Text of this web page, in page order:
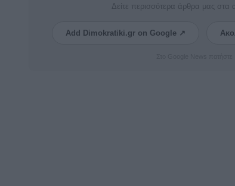
Δείτε περισσότερα άρθρα μας στα
Add Dimokratiki.gr on Google ↗